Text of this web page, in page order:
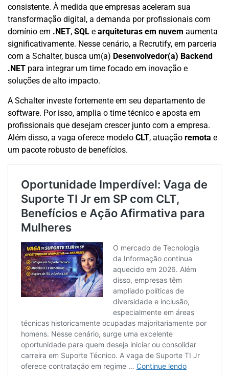
consistente. À medida que empresas aceleram sua
transformação digital, a demanda por profissionais com
domínio em .NET, SQL e arquiteturas em nuvem aumenta
significativamente. Nesse cenário, a Recrutify, em parceria
com a Schalter, busca um(a) Desenvolvedor(a) Backend
.NET para integrar um time focado em inovação e
soluções de alto impacto.
A Schalter investe fortemente em seu departamento de
software. Por isso, amplia o time técnico e aposta em
profissionais que desejam crescer junto com a empresa.
Além disso, a vaga oferece modelo CLT, atuação remota e
um pacote robusto de benefícios.